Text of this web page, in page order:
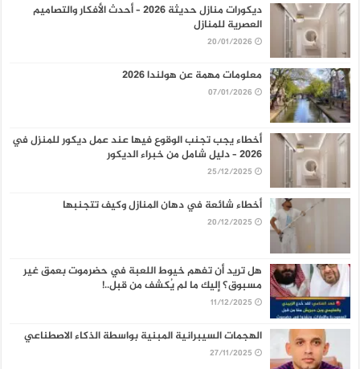
ديكورات منازل حديثة 2026 – أحدث الأفكار والتصاميم
العصرية للمنازل
20/01/2026
معلومات مهمة عن هولندا 2026
07/01/2026
أخطاء يجب تجنب الوقوع فيها عند عمل ديكور للمنزل في
2026 – دليل شامل من خبراء الديكور
25/12/2025
أخطاء شائعة في دهان المنازل وكيف تتجنبها
20/12/2025
هل تريد أن تفهم خيوط اللعبة في حضرموت بعمق غير
مسبوق؟ إليك ما لم يُكشف من قبل..!
11/12/2025
الهجمات السيبرانية المبنية بواسطة الذكاء الاصطناعي
27/11/2025